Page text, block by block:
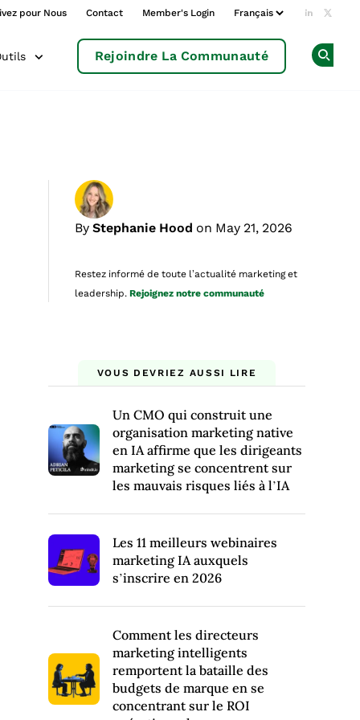
pour Nous Contact Member's Login Add us
Rejoindre La Communauté
By Stephanie Hood on May 21, 2026
Restez informé de toute l’actualité marketing et
leadership. Rejoignez notre communauté
VOUS DEVRIEZ AUSSI LIRE
Un CMO qui construit une
organisation marketing native
en IA affirme que les dirigeants
marketing se concentrent sur
les mauvais risques liés à l’IA
Les 11 meilleurs webinaires
marketing IA auxquels
s’inscrire en 2026
Comment les directeurs
marketing intelligents
remportent la bataille des
budgets de marque en se
concentrant sur le ROI